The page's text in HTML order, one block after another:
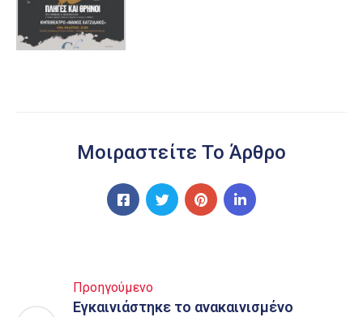
Μοιραστείτε Το Άρθρο
Προηγούμενο
Εγκαινιάστηκε το ανακαινισμένο